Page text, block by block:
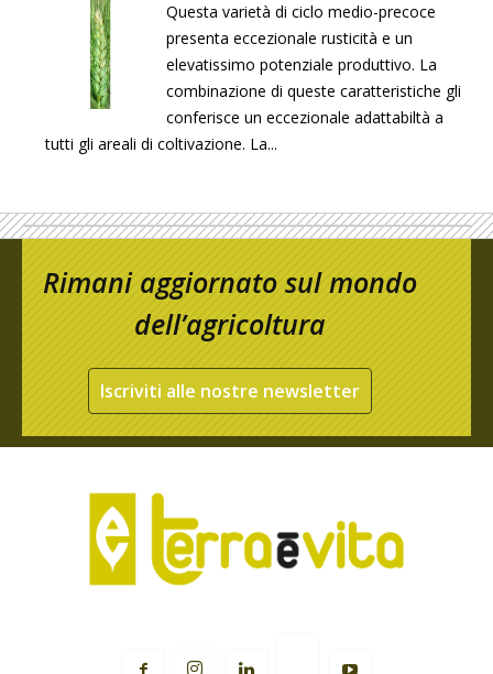
Questa varietà di ciclo medio-precoce
presenta eccezionale rusticità e un
elevatissimo potenziale produttivo. La
combinazione di queste caratteristiche gli
conferisce un eccezionale adattabiltà a
tutti gli areali di coltivazione. La...
Rimani aggiornato sul mondo
dell’agricoltura
Iscriviti alle nostre newsletter